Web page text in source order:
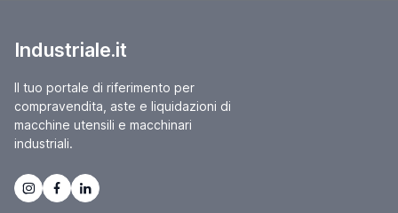
Industriale.it
Il tuo portale di riferimento per
compravendita, aste e liquidazioni di
macchine utensili e macchinari
industriali.